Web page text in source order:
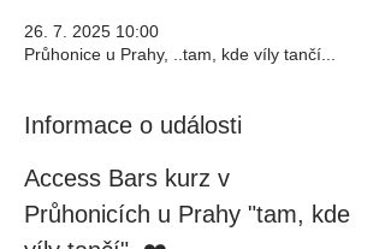
26. 7. 2025 10:00
Průhonice u Prahy, ..tam, kde víly tančí...
Informace o události
Access Bars kurz v
Průhonicích u Prahy "tam, kde